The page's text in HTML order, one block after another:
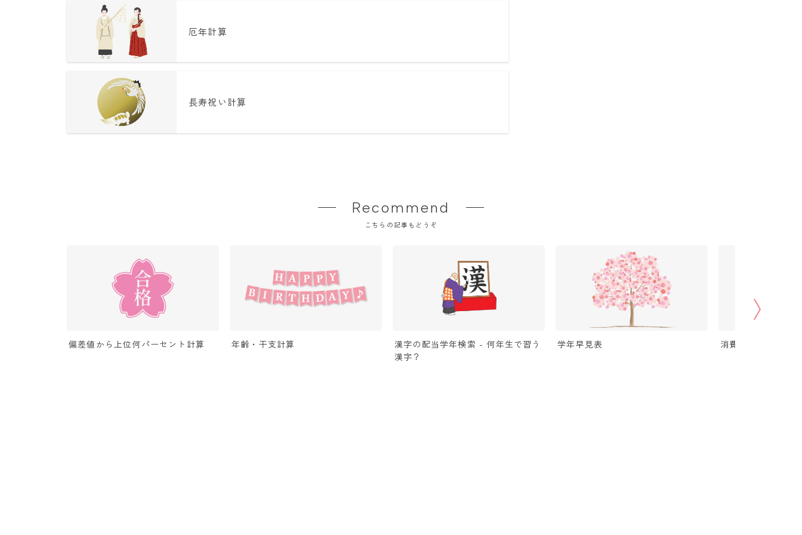
厄年計算
長寿祝い計算
Recommend
こちらの記事もどうぞ
偏差値から上位何パーセント計算 年齢・干支計算
漢字の配当学年検索 - 何年生で習う
漢字？
学年早見表 消費税（税抜・税